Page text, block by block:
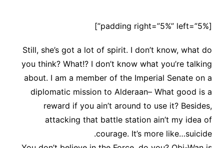
[padding right=”5%” left=”5%”]
Still, she’s got a lot of spirit. I don’t know, what do
you think? What!? I don’t know what you’re talking
about. I am a member of the Imperial Senate on a
diplomatic mission to Alderaan– What good is a
reward if you ain’t around to use it? Besides,
attacking that battle station ain’t my idea of
courage. It’s more like…suicide.